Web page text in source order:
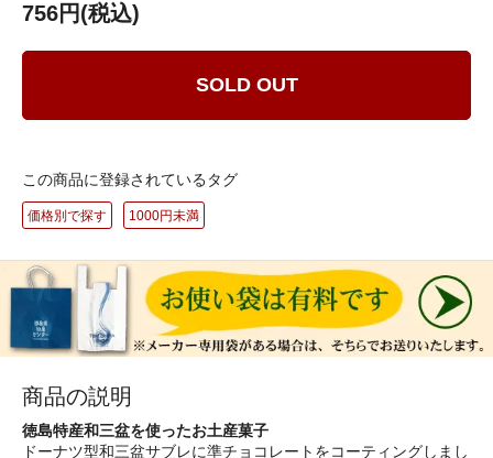
756円(税込)
SOLD OUT
この商品に登録されているタグ
価格別で探す 1000円未満
商品の説明
徳島特産和三盆を使ったお土産菓子
ドーナツ型和三盆サブレに準チョコレートをコーティングしまし